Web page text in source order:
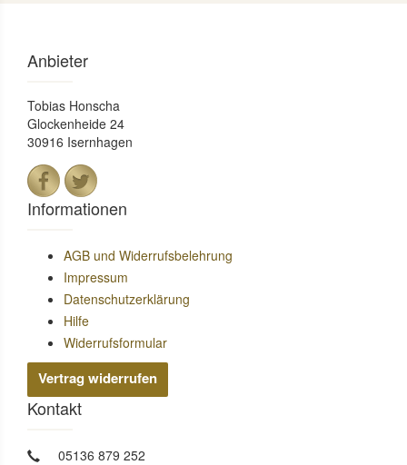
Anbieter
Tobias Honscha
Glockenheide 24
30916 Isernhagen
Informationen
AGB und Widerrufsbelehrung
Impressum
Datenschutzerklärung
Hilfe
Widerrufsformular
Vertrag widerrufen
Kontakt
05136 879 252